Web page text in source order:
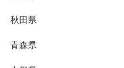
秋田県
青森県